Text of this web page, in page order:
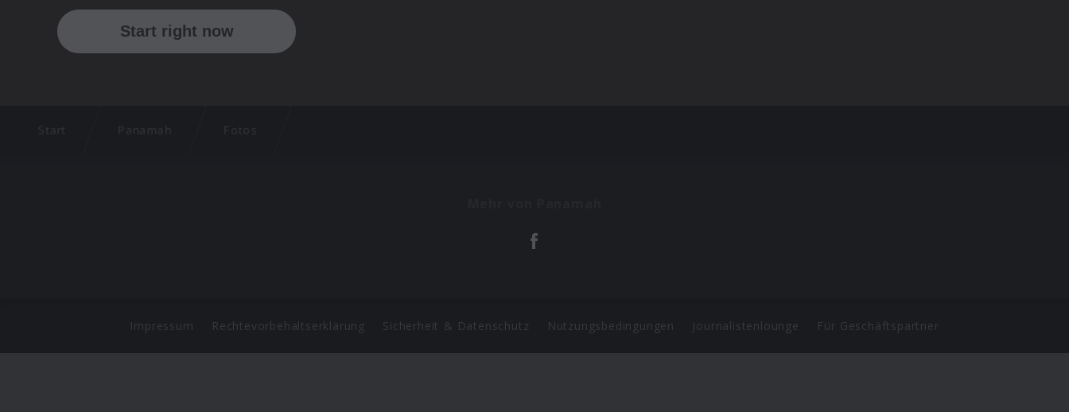
Start Panamah Fotos
Impressum Rechtevorbehaltserklärung Sicherheit & Datenschutz Nutzungsbedingungen Journalistenlounge Für Geschäftspartner